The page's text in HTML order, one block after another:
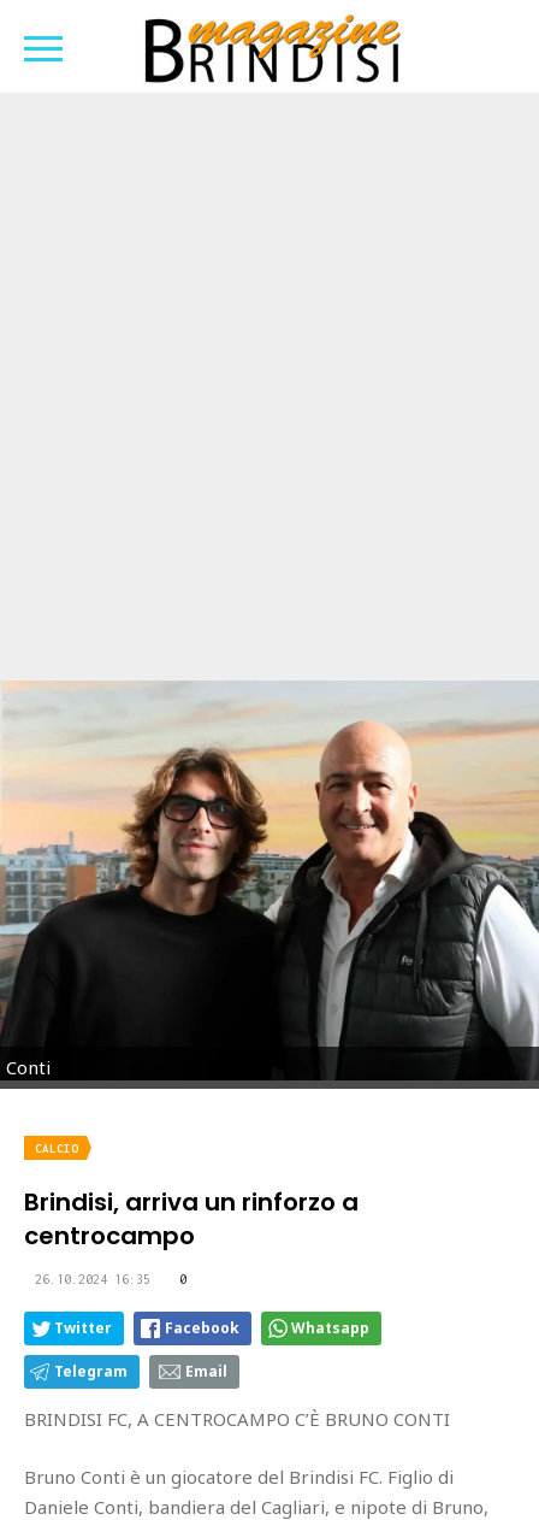
Conti
CALCIO
Brindisi, arriva un rinforzo a
centrocampo
26.10.2024 16:35 0
Twitter Facebook Whatsapp
Telegram Email
BRINDISI FC, A CENTROCAMPO C’È BRUNO CONTI
Bruno Conti è un giocatore del Brindisi FC. Figlio di
Daniele Conti, bandiera del Cagliari, e nipote di Bruno,